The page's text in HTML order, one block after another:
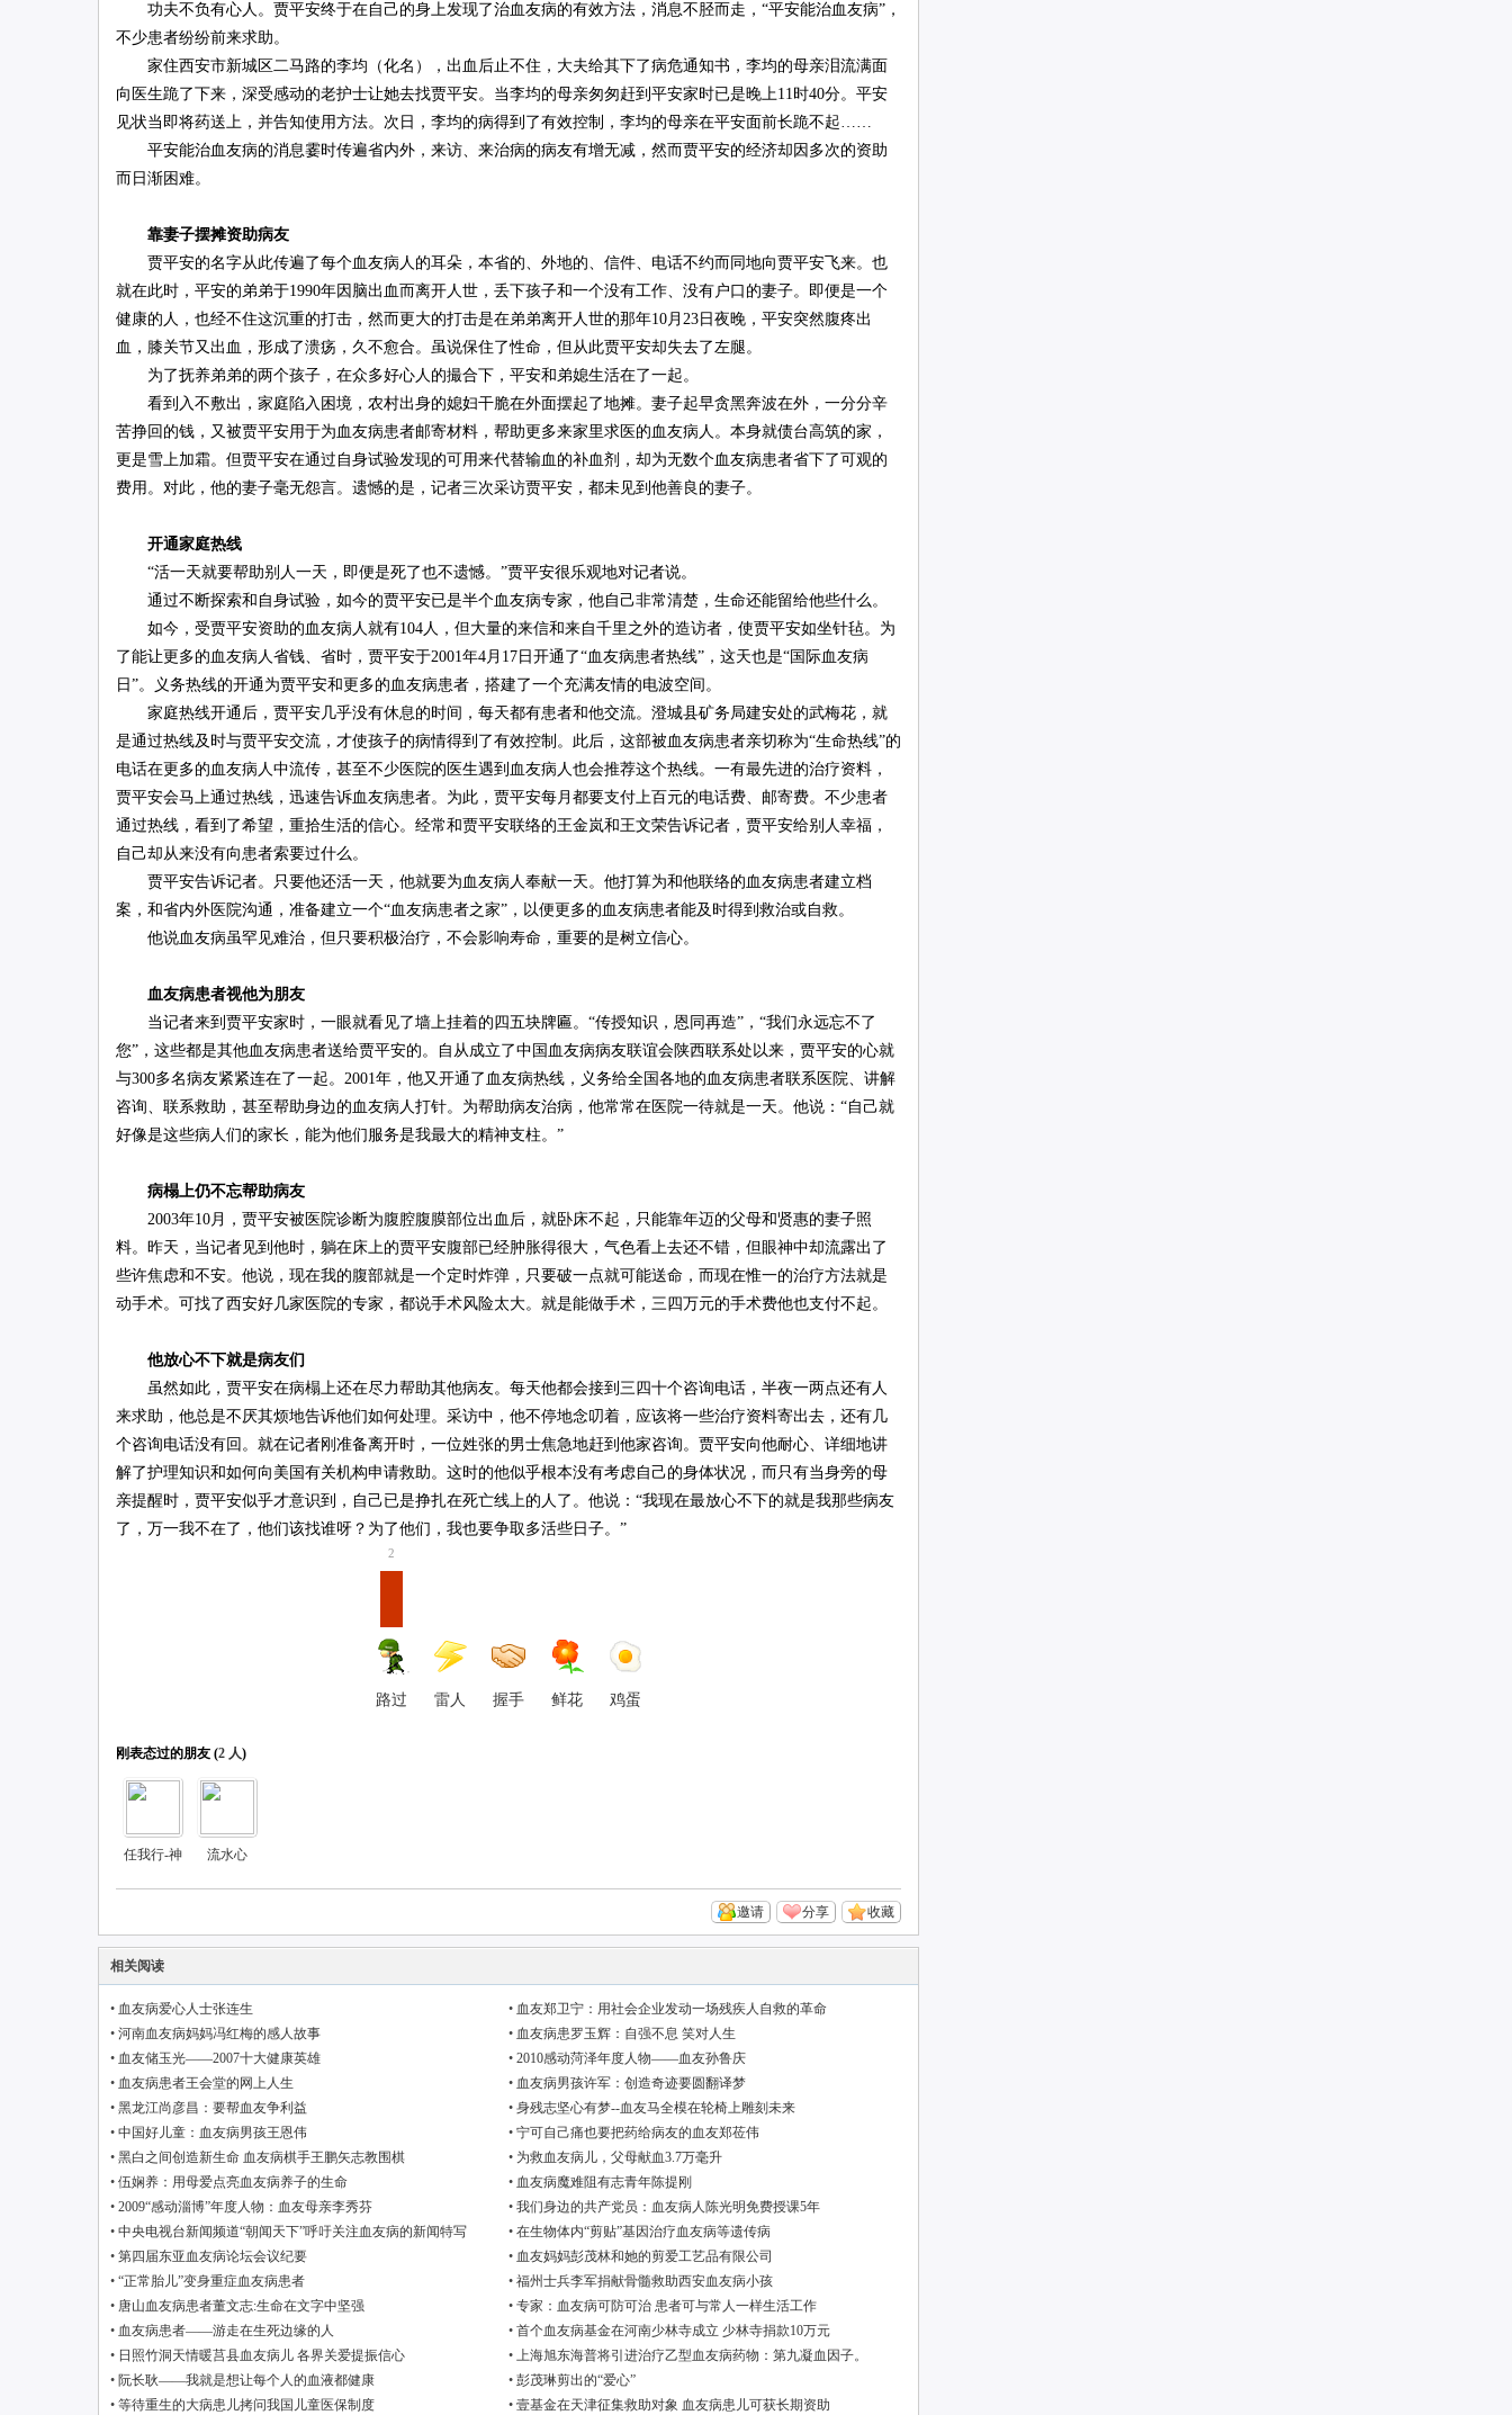
功夫不负有心人。贾平安终于在自己的身上发现了治血友病的有效方法，消息不胫而走，“平安能治血友病”，
不少患者纷纷前来求助。
家住西安市新城区二马路的李均（化名），出血后止不住，大夫给其下了病危通知书，李均的母亲泪流满面
向医生跪了下来，深受感动的老护士让她去找贾平安。当李均的母亲匆匆赶到平安家时已是晚上11时40分。平安
见状当即将药送上，并告知使用方法。次日，李均的病得到了有效控制，李均的母亲在平安面前长跪不起……
平安能治血友病的消息霎时传遍省内外，来访、来治病的病友有增无减，然而贾平安的经济却因多次的资助
而日渐困难。
靠妻子摆摊资助病友
贾平安的名字从此传遍了每个血友病人的耳朵，本省的、外地的、信件、电话不约而同地向贾平安飞来。也
就在此时，平安的弟弟于1990年因脑出血而离开人世，丢下孩子和一个没有工作、没有户口的妻子。即便是一个
健康的人，也经不住这沉重的打击，然而更大的打击是在弟弟离开人世的那年10月23日夜晚，平安突然腹疼出
血，膝关节又出血，形成了溃疡，久不愈合。虽说保住了性命，但从此贾平安却失去了左腿。
为了抚养弟弟的两个孩子，在众多好心人的撮合下，平安和弟媳生活在了一起。
看到入不敷出，家庭陷入困境，农村出身的媳妇干脆在外面摆起了地摊。妻子起早贪黑奔波在外，一分分辛
苦挣回的钱，又被贾平安用于为血友病患者邮寄材料，帮助更多来家里求医的血友病人。本身就债台高筑的家，
更是雪上加霜。但贾平安在通过自身试验发现的可用来代替输血的补血剂，却为无数个血友病患者省下了可观的
费用。对此，他的妻子毫无怨言。遗憾的是，记者三次采访贾平安，都未见到他善良的妻子。
开通家庭热线
“活一天就要帮助别人一天，即便是死了也不遗憾。”贾平安很乐观地对记者说。
通过不断探索和自身试验，如今的贾平安已是半个血友病专家，他自己非常清楚，生命还能留给他些什么。
如今，受贾平安资助的血友病人就有104人，但大量的来信和来自千里之外的造访者，使贾平安如坐针毡。为
了能让更多的血友病人省钱、省时，贾平安于2001年4月17日开通了“血友病患者热线”，这天也是“国际血友病
日”。义务热线的开通为贾平安和更多的血友病患者，搭建了一个充满友情的电波空间。
家庭热线开通后，贾平安几乎没有休息的时间，每天都有患者和他交流。澄城县矿务局建安处的武梅花，就
是通过热线及时与贾平安交流，才使孩子的病情得到了有效控制。此后，这部被血友病患者亲切称为“生命热线”的
电话在更多的血友病人中流传，甚至不少医院的医生遇到血友病人也会推荐这个热线。一有最先进的治疗资料，
贾平安会马上通过热线，迅速告诉血友病患者。为此，贾平安每月都要支付上百元的电话费、邮寄费。不少患者
通过热线，看到了希望，重拾生活的信心。经常和贾平安联络的王金岚和王文荣告诉记者，贾平安给别人幸福，
自己却从来没有向患者索要过什么。
贾平安告诉记者。只要他还活一天，他就要为血友病人奉献一天。他打算为和他联络的血友病患者建立档
案，和省内外医院沟通，准备建立一个“血友病患者之家”，以便更多的血友病患者能及时得到救治或自救。
他说血友病虽罕见难治，但只要积极治疗，不会影响寿命，重要的是树立信心。
血友病患者视他为朋友
当记者来到贾平安家时，一眼就看见了墙上挂着的四五块牌匾。“传授知识，恩同再造”，“我们永远忘不了
您”，这些都是其他血友病患者送给贾平安的。自从成立了中国血友病病友联谊会陕西联系处以来，贾平安的心就
与300多名病友紧紧连在了一起。2001年，他又开通了血友病热线，义务给全国各地的血友病患者联系医院、讲解
咨询、联系救助，甚至帮助身边的血友病人打针。为帮助病友治病，他常常在医院一待就是一天。他说：“自己就
好像是这些病人们的家长，能为他们服务是我最大的精神支柱。”
病榻上仍不忘帮助病友
2003年10月，贾平安被医院诊断为腹腔腹膜部位出血后，就卧床不起，只能靠年迈的父母和贤惠的妻子照
料。昨天，当记者见到他时，躺在床上的贾平安腹部已经肿胀得很大，气色看上去还不错，但眼神中却流露出了
些许焦虑和不安。他说，现在我的腹部就是一个定时炸弹，只要破一点就可能送命，而现在惟一的治疗方法就是
动手术。可找了西安好几家医院的专家，都说手术风险太大。就是能做手术，三四万元的手术费他也支付不起。
他放心不下就是病友们
虽然如此，贾平安在病榻上还在尽力帮助其他病友。每天他都会接到三四十个咨询电话，半夜一两点还有人
来求助，他总是不厌其烦地告诉他们如何处理。采访中，他不停地念叨着，应该将一些治疗资料寄出去，还有几
个咨询电话没有回。就在记者刚准备离开时，一位姓张的男士焦急地赶到他家咨询。贾平安向他耐心、详细地讲
解了护理知识和如何向美国有关机构申请救助。这时的他似乎根本没有考虑自己的身体状况，而只有当身旁的母
亲提醒时，贾平安似乎才意识到，自己已是挣扎在死亡线上的人了。他说：“我现在最放心不下的就是我那些病友
了，万一我不在了，他们该找谁呀？为了他们，我也要争取多活些日子。”
2
路过 雷人 握手 鲜花 鸡蛋
刚表态过的朋友 (2 人)
任我行-神 流水心
收藏
分享
邀请
相关阅读
• 血友病爱心人士张连生 • 血友郑卫宁：用社会企业发动一场残疾人自救的革命
• 河南血友病妈妈冯红梅的感人故事 • 血友病患罗玉辉：自强不息 笑对人生
• 血友储玉光——2007十大健康英雄 • 2010感动菏泽年度人物——血友孙鲁庆
• 血友病患者王会堂的网上人生 • 血友病男孩许军：创造奇迹要圆翻译梦
• 黑龙江尚彦昌：要帮血友争利益 • 身残志坚心有梦--血友马全模在轮椅上雕刻未来
• 中国好儿童：血友病男孩王恩伟 • 宁可自己痛也要把药给病友的血友郑莅伟
• 黑白之间创造新生命 血友病棋手王鹏矢志教围棋 • 为救血友病儿，父母献血3.7万毫升
• 伍娴养：用母爱点亮血友病养子的生命 • 血友病魔难阻有志青年陈提刚
• 2009“感动淄博”年度人物：血友母亲李秀芬 • 我们身边的共产党员：血友病人陈光明免费授课5年
• 中央电视台新闻频道“朝闻天下”呼吁关注血友病的新闻特写 • 在生物体内“剪贴”基因治疗血友病等遗传病
• 第四届东亚血友病论坛会议纪要 • 血友妈妈彭茂林和她的剪爱工艺品有限公司
• “正常胎儿”变身重症血友病患者 • 福州士兵李军捐献骨髓救助西安血友病小孩
• 唐山血友病患者董文志:生命在文字中坚强 • 专家：血友病可防可治 患者可与常人一样生活工作
• 血友病患者——游走在生死边缘的人 • 首个血友病基金在河南少林寺成立 少林寺捐款10万元
• 日照竹洞天情暖莒县血友病儿 各界关爱提振信心 • 上海旭东海普将引进治疗乙型血友病药物：第九凝血因子。
• 阮长耿——我就是想让每个人的血液都健康 • 彭茂琳剪出的“爱心”
• 等待重生的大病患儿拷问我国儿童医保制度 • 壹基金在天津征集救助对象 血友病患儿可获长期资助